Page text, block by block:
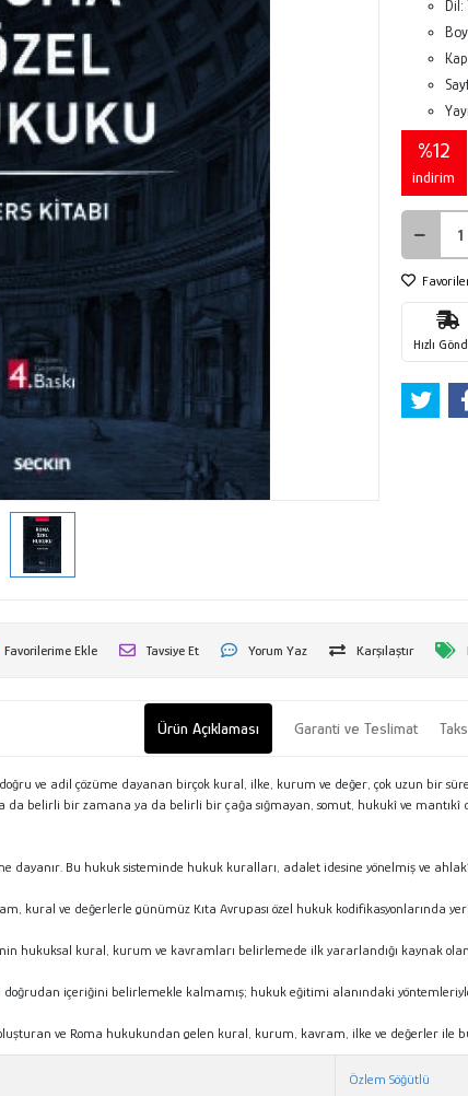
Dil:
%12
indirim
Hızlı
Favorilerime Ekle Tavsiye Et Yorum Yaz Karşılaştır
Ürün Açıklaması Garanti ve Teslimat
ve adil çözüme dayanan birçok kural, ilke, kurum ve değer, çok uzun bir
da belirli bir zamana ya da belirli bir çağa sığmayan, somut, hukukî ve
dayanır. Bu hukuk sisteminde hukuk kuralları, adalet idesine yönelmiş ve
kural ve değerlerle günümüz Kıta Avrupası özel hukuk kodifikasyonlarında
hukuksal kural, kurum ve kavramları belirlemede ilk yararlandığı kaynak
doğrudan içeriğini belirlemekle kalmamış; hukuk eğitimi alanındaki
ve Roma hukukundan gelen kural, kurum, kavram, ilke ve değerler ile
Özlem Söğütlü